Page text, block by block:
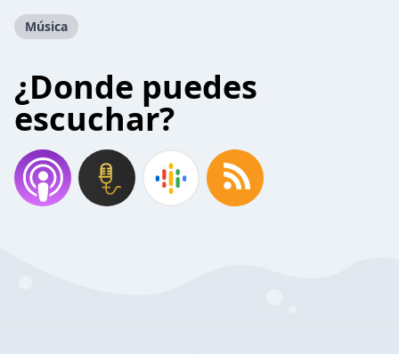
Música
¿Donde puedes
escuchar?